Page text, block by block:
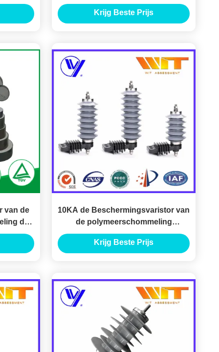
het
Voltagesilicium Rubber280v MOV
Krijg Beste Prijs
van de
de
de
10KA de Beschermingsvaristor van
de polymeerschommeling
Bliksemremhaak 18KV
Krijg Beste Prijs